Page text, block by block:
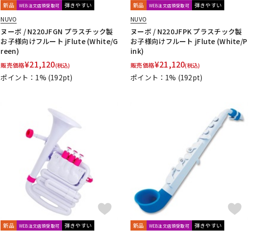
新品 WEB注文店頭受取可 弾きやすい
NUVO
ヌーボ / N220JFGN プラスチック製
お子様向けフルート jFlute (White/G
reen)
販売価格¥21,120(税込)
ポイント：1% (192pt)
新品 WEB注文店頭受取可 弾きやすい
NUVO
ヌーボ / N220JFPK プラスチック製
お子様向けフルート jFlute (White/P
ink)
販売価格¥21,120(税込)
ポイント：1% (192pt)
新品 WEB注文店頭受取可 弾きやすい 新品 WEB注文店頭受取可 弾きやすい